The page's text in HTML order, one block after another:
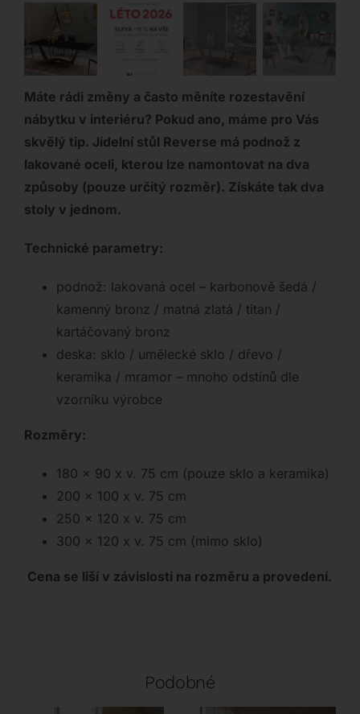
Máte rádi změny a často měníte rozestavění
nábytku v interiéru? Pokud ano, máme pro Vás
skvělý tip. Jídelní stůl Reverse má podnož z
lakované oceli, kterou lze namontovat na dva
způsoby (pouze určitý rozměr). Získáte tak dva
stoly v jednom.
Technické parametry:
podnož: lakovaná ocel – karbonově šedá /
kamenný bronz / matná zlatá / titan /
kartáčovaný bronz
deska: sklo / umělecké sklo / dřevo /
keramika / mramor – mnoho odstínů dle
vzorníku výrobce
Rozměry:
180 x 90 x v. 75 cm (pouze sklo a keramika)
200 x 100 x v. 75 cm
250 x 120 x v. 75 cm
300 x 120 x v. 75 cm (mimo sklo)
Cena se liší v závislosti na rozměru a provedení.
Podobné